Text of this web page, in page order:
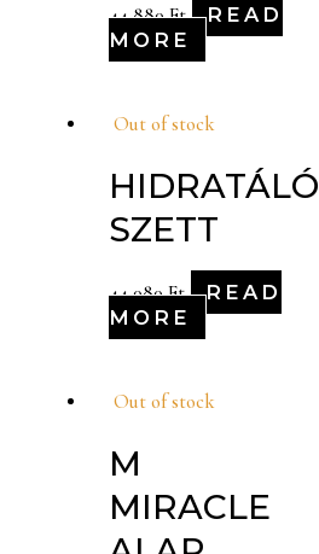
44,880Ft
READ
MORE
Out of stock
HIDRATÁLÓ
SZETT
44,080Ft
READ
MORE
Out of stock
M
MIRACLE